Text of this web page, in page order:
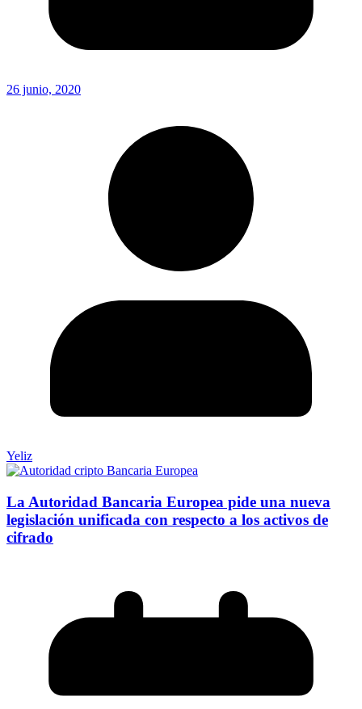
26 junio, 2020
Yeliz
La Autoridad Bancaria Europea pide una nueva
legislación unificada con respecto a los activos de
cifrado